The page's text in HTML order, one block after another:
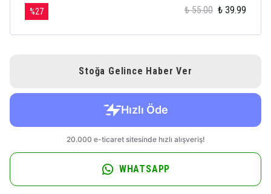
%27 ₺ 55.00 ₺ 39.99
Stoğa Gelince Haber Ver
WHATSAPP